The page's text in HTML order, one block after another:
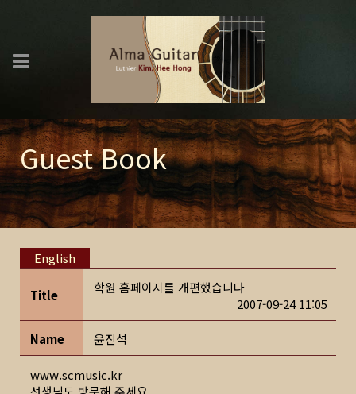
Guest Book
English
Title
학원 홈페이지를 개편했습니다
2007-09-24 11:05
Name 윤진석
www.scmusic.kr